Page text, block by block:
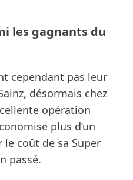
les gagnants du
cependant pas leur
désormais chez
opération
plus d’un
le coût de sa Super
passé.